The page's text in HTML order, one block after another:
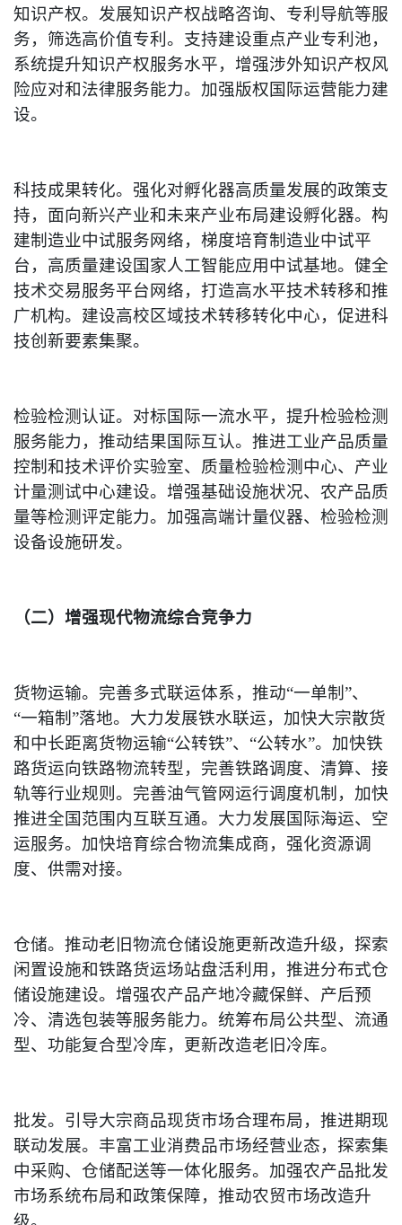
知识产权。发展知识产权战略咨询、专利导航等服
务，筛选高价值专利。支持建设重点产业专利池，
系统提升知识产权服务水平，增强涉外知识产权风
险应对和法律服务能力。加强版权国际运营能力建
设。
科技成果转化。强化对孵化器高质量发展的政策支
持，面向新兴产业和未来产业布局建设孵化器。构
建制造业中试服务网络，梯度培育制造业中试平
台，高质量建设国家人工智能应用中试基地。健全
技术交易服务平台网络，打造高水平技术转移和推
广机构。建设高校区域技术转移转化中心，促进科
技创新要素集聚。
检验检测认证。对标国际一流水平，提升检验检测
服务能力，推动结果国际互认。推进工业产品质量
控制和技术评价实验室、质量检验检测中心、产业
计量测试中心建设。增强基础设施状况、农产品质
量等检测评定能力。加强高端计量仪器、检验检测
设备设施研发。
（二）增强现代物流综合竞争力
货物运输。完善多式联运体系，推动“一单制”、
“一箱制”落地。大力发展铁水联运，加快大宗散货
和中长距离货物运输“公转铁”、“公转水”。加快铁
路货运向铁路物流转型，完善铁路调度、清算、接
轨等行业规则。完善油气管网运行调度机制，加快
推进全国范围内互联互通。大力发展国际海运、空
运服务。加快培育综合物流集成商，强化资源调
度、供需对接。
仓储。推动老旧物流仓储设施更新改造升级，探索
闲置设施和铁路货运场站盘活利用，推进分布式仓
储设施建设。增强农产品产地冷藏保鲜、产后预
冷、清选包装等服务能力。统筹布局公共型、流通
型、功能复合型冷库，更新改造老旧冷库。
批发。引导大宗商品现货市场合理布局，推进期现
联动发展。丰富工业消费品市场经营业态，探索集
中采购、仓储配送等一体化服务。加强农产品批发
市场系统布局和政策保障，推动农贸市场改造升
级。